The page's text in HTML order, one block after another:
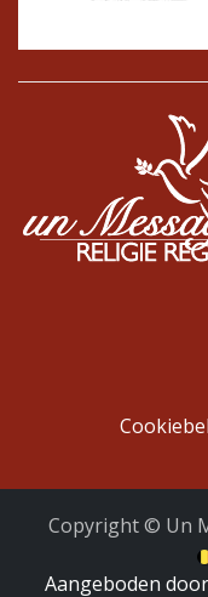
Copyright © Un
Aangeboden